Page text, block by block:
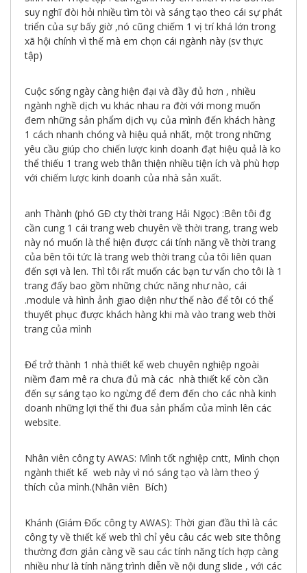
suy nghĩ đòi hỏi nhiều tìm tòi và sáng tạo theo cái sự phát
triển của sự bấy giờ ,nó cũng chiếm 1 vị trí khá lớn trong
xã hội chính vì thế mà em chọn cái ngành này (sv thực
tập)
Cuộc sống ngày càng hiện đại và đầy đủ hơn , nhiều
ngành nghề dịch vu khác nhau ra đời với mong muốn
đem những sản phẩm dịch vụ của mình đến khách hàng
1 cách nhanh chóng và hiệu quả nhất, một trong những
yêu cầu giúp cho chiến lược kinh doanh đạt hiệu quả là ko
thể thiếu 1 trang web thân thiện nhiều tiện ích và phù hợp
với chiếm lược kinh doanh của nhà sản xuất.
anh Thành (phó GĐ cty thời trang Hải Ngọc) :Bên tôi đg
cần cung 1 cái trang web chuyên về thời trang, trang web
này nó muốn là thể hiện được cái tính năng về thời trang
của bên tôi tức là trang web thời trang của tôi liên quan
đến sợi và len. Thì tôi rất muốn các bạn tư vấn cho tôi là 1
trang đấy bao gồm những chức năng như nào, cái
.module và hình ảnh giao diện như thế nào để tôi có thể
thuyết phục được khách hàng khi mà vào trang web thời
trang của mình
Để trở thành 1 nhà thiết kế web chuyên nghiệp ngoài
niềm đam mê ra chưa đủ mà các nhà thiết kế còn cần
đến sự sáng tạo ko ngừng để đem đến cho các nhà kinh
doanh những lợi thế thi đua sản phẩm của mình lên các
website.
Nhân viên công ty AWAS: Mình tốt nghiệp cntt, Mình chọn
ngành thiết kế web này vì nó sáng tạo và làm theo ý
thích của mình.(Nhân viên Bích)
Khánh (Giám Đốc công ty AWAS): Thời gian đầu thì là các
công ty về thiết kế web thì chỉ yêu câu các web site thông
thường đơn giản càng về sau các tính năng tích hợp càng
nhiều như là tính năng trình diễn về nội dung slide , với các